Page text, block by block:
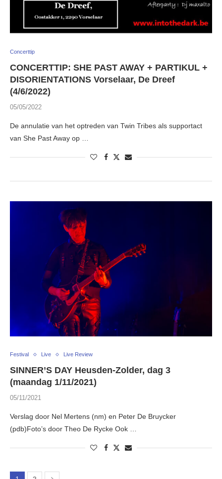
Concerttip
CONCERTTIP: SHE PAST AWAY + PARTIKUL +
DISORIENTATIONS Vorselaar, De Dreef
(4/6/2022)
05/05/2022
De annulatie van het optreden van Twin Tribes als supportact
van She Past Away op …
Festival Live Live Review
SINNER’S DAY Heusden-Zolder, dag 3
(maandag 1/11/2021)
05/11/2021
Verslag door Nel Mertens (nm) en Peter De Bruycker
(pdb)Foto’s door Theo De Rycke Ook …